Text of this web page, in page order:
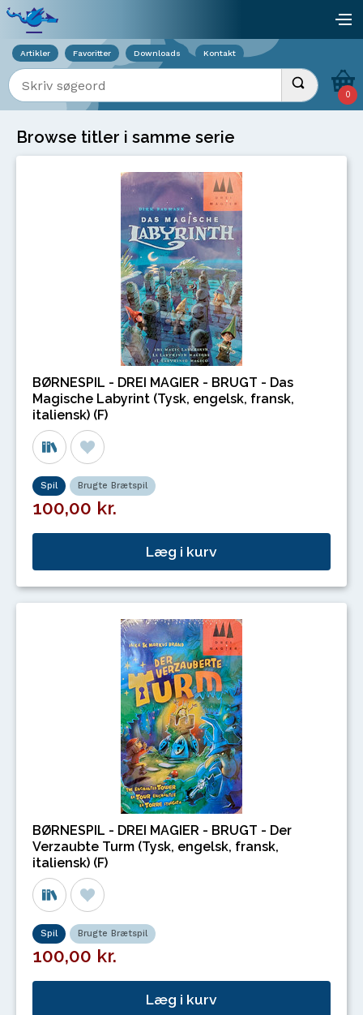
Artikler Favoritter Downloads Kontakt
Indtast søgeord Udfør søgning
0
Browse titler i samme serie
BØRNESPIL - DREI MAGIER - BRUGT - Das
Magische Labyrint (Tysk, engelsk, fransk,
italiensk) (F)
Spil Brugte Brætspil
100,00 kr.
Læg i kurv
BØRNESPIL - DREI MAGIER - BRUGT - Der
Verzaubte Turm (Tysk, engelsk, fransk,
italiensk) (F)
Spil Brugte Brætspil
100,00 kr.
Læg i kurv
Viser overlay for indkøbskurv